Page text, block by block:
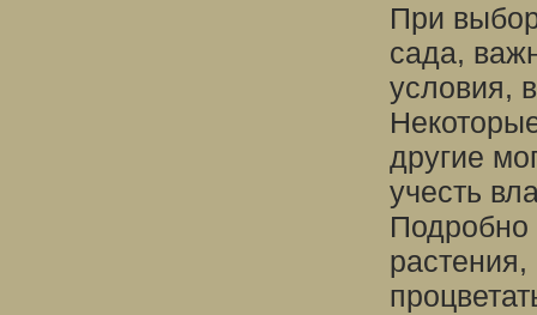
При
сада,
условия,
другие
учесть
Подробно